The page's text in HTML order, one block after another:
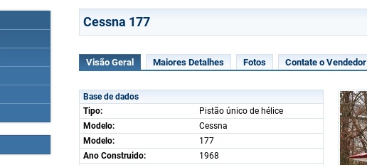
Cessna 177
Visão Geral Maiores Detalhes Fotos Contate o Vendedor
Base de dados
Tipo:
Pistão único de hélice
Modelo:
Cessna
Modelo:
177
Ano Construido:
1968